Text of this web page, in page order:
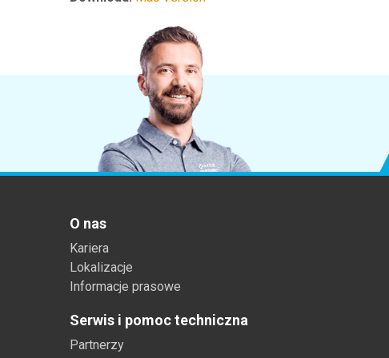
O nas
Kariera
Lokalizacje
Informacje prasowe
Serwis i pomoc techniczna
Partnerzy